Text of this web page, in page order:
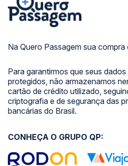
Na Quero Passagem sua
Para garantirmos que seus
protegidos, não armazenamos
cartão de crédito utilizado,
criptografia e de segurança das
bancárias do Brasil.
CONHEÇA O GRUPO QP: